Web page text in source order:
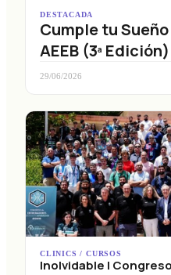
DESTACADA
Cumple tu
AEEB (3ª Edición)
29/06/2026
CLINICS / CURSOS
Inolvidable I